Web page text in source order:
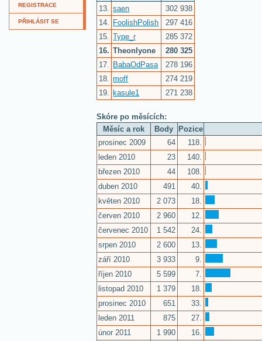
REGISTRACE
PŘIHLÁSIT SE
13.
saen
302 938
14.
FoolishPolish
297 416
15.
Type_r
285 372
16. Theonlyone
280 325
17.
BabaOdPasa
278 196
18.
moff
274 219
19.
kasule1 271 238
Skóre po měsících:
Měsíc a rok
Body
Pozice
prosinec 2009
64
118.
leden 2010
23
140.
březen 2010
44
108.
duben 2010
491
40.
květen 2010
2 073
18.
červen 2010
2 960
12.
červenec 2010
1 542
24.
srpen 2010
2 600
13.
září 2010
3 933
9.
říjen 2010
5 599
7.
listopad 2010
1 379
18.
prosinec 2010
651
33.
leden 2011
875
27.
únor 2011
1 990
16.